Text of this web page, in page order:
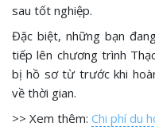
sau tốt nghiệp.
Đặc biệt, những bạn
tiếp lên chương trình
bị hồ sơ từ trước khi
về thời gian.
>> Xem thêm: Chi phí du